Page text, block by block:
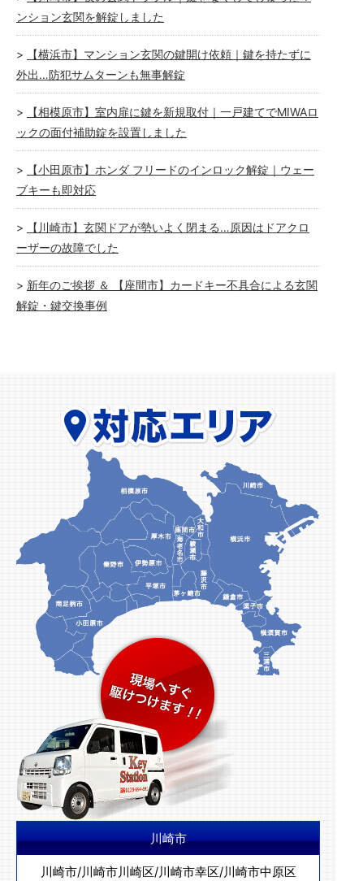
ンション玄関を解錠しました
【横浜市】マンション玄関の鍵開け依頼｜鍵を持たずに
外出…防犯サムターンも無事解錠
【相模原市】室内扉に鍵を新規取付｜一戸建てでMIWAロ
ックの面付補助錠を設置しました
【小田原市】ホンダ フリードのインロック解錠｜ウェー
ブキーも即対応
【川崎市】玄関ドアが勢いよく閉まる…原因はドアクロ
ーザーの故障でした
新年のご挨拶 ＆ 【座間市】カードキー不具合による玄関
解錠・鍵交換事例
川崎市
川崎市/川崎市川崎区/川崎市幸区/川崎市中原区